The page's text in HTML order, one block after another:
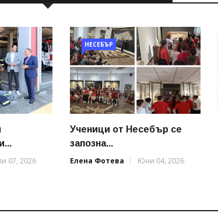
07, 2026
НЕСЕБЪР
Ученици от Несебър се
запозна...
Елена Фотева
Юни 04, 2026